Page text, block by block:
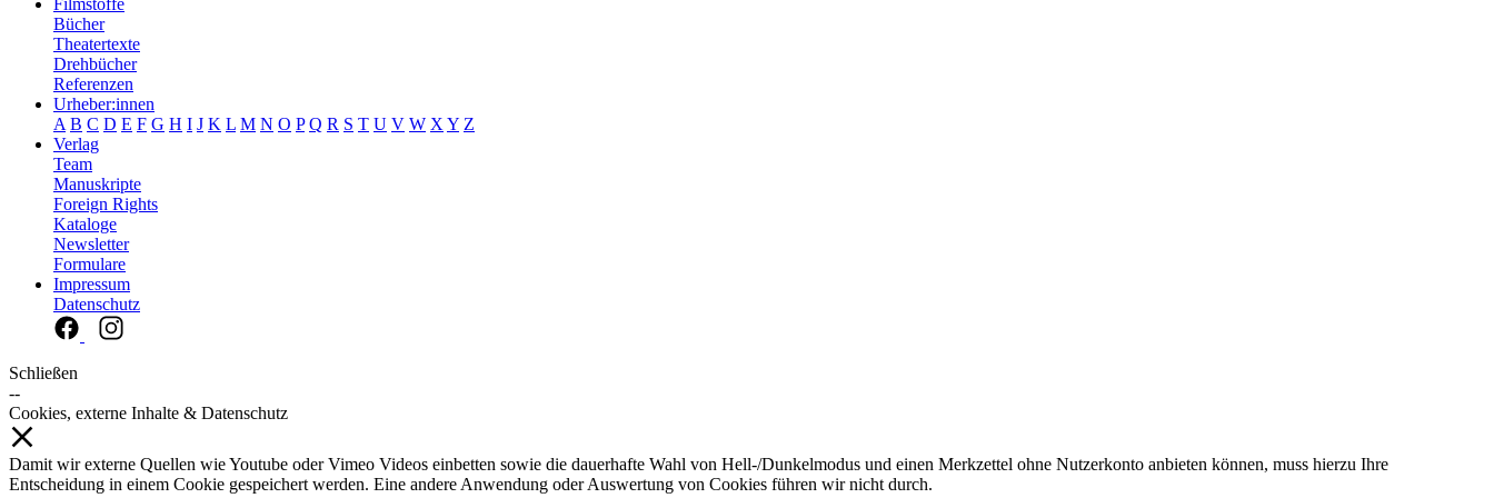
Bücher
Theatertexte
Drehbücher
Referenzen
Urheber:innen
A B C D E F G H I J K L M N O P Q R S T U V W X Y Z
Verlag
Team
Manuskripte
Foreign Rights
Kataloge
Newsletter
Formulare
Impressum
Datenschutz
Schließen
--
Cookies, externe Inhalte & Datenschutz
Damit wir externe Quellen wie Youtube oder Vimeo Videos einbetten sowie die dauerhafte Wahl von Hell-/Dunkelmodus und einen Merkzettel ohne Nutzerkonto anbieten können, muss hierzu Ihre
Entscheidung in einem Cookie gespeichert werden. Eine andere Anwendung oder Auswertung von Cookies führen wir nicht durch.